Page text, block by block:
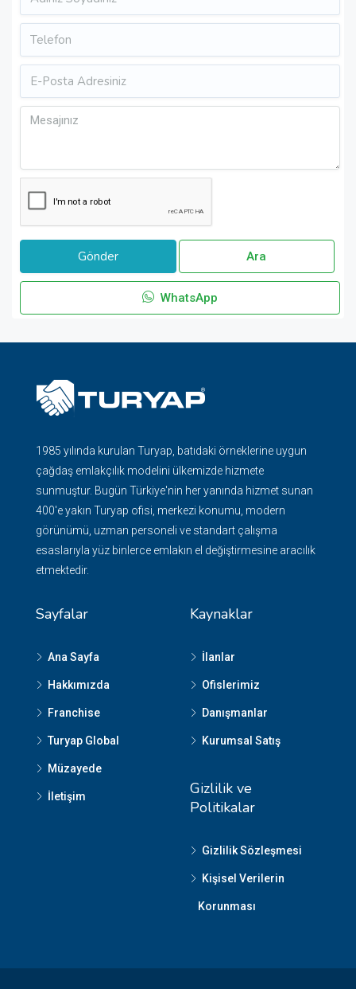
Ara
WhatsApp
1985 yılında kurulan Turyap, batıdaki örneklerine uygun
çağdaş emlakçılık modelini ülkemizde hizmete
sunmuştur. Bugün Türkiye'nin her yanında hizmet sunan
400'e yakın Turyap ofisi, merkezi konumu, modern
görünümü, uzman personeli ve standart çalışma
esaslarıyla yüz binlerce emlakın el değiştirmesine aracılık
etmektedir.
Sayfalar
Ana Sayfa
Hakkımızda
Franchise
Turyap Global
Müzayede
İletişim
Kaynaklar
İlanlar
Ofislerimiz
Danışmanlar
Kurumsal Satış
Gizlilik ve
Politikalar
Gizlilik Sözleşmesi
Kişisel Verilerin
Korunması